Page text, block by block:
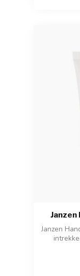
Janzen
Janzen